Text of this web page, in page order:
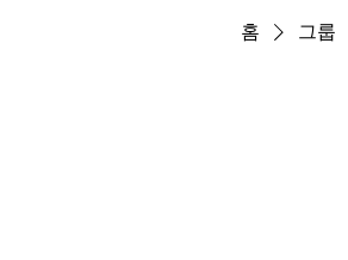
홈 그룹